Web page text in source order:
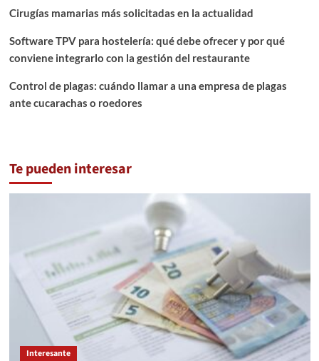
Cirugías mamarias más solicitadas en la actualidad
Software TPV para hostelería: qué debe ofrecer y por qué
conviene integrarlo con la gestión del restaurante
Control de plagas: cuándo llamar a una empresa de plagas
ante cucarachas o roedores
Te pueden interesar
Interesante